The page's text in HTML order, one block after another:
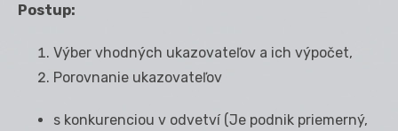
Postup:
Výber vhodných ukazovateľov a ich výpočet,
Porovnanie ukazovateľov
s konkurenciou v odvetví (Je podnik priemerný,